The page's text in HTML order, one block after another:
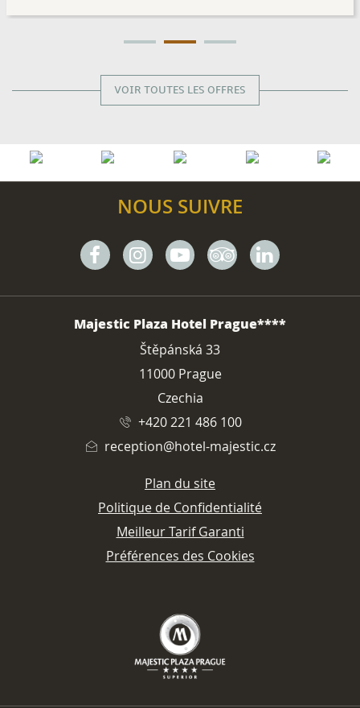
VOIR TOUTES LES OFFRES
ADRESSEMajestic Plaza Hotel Prague****
Štěpánská 33
11000 Prague
Czechia
+420 221 486 100
reception@hotel-majestic.cz
Plan du site
Politique de Confidentialité
Meilleur Tarif Garanti
Préférences des Cookies
NOUS SUIVRE
FacebookInstagram
YoutubeTripadvisor
Linkedin